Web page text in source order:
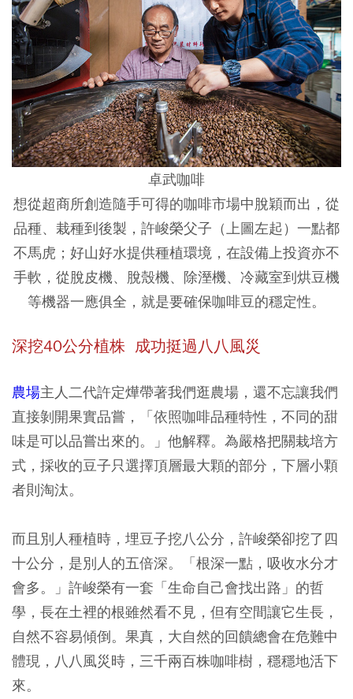
卓武咖啡
想從超商所創造隨手可得的咖啡市場中脫穎而出，從
品種、栽種到後製，許峻榮父子（上圖左起）一點都
不馬虎；好山好水提供種植環境，在設備上投資亦不
手軟，從脫皮機、脫殼機、除溼機、冷藏室到烘豆機
等機器一應俱全，就是要確保咖啡豆的穩定性。
深挖40公分植株 成功挺過八八風災
農場主人二代許定燁帶著我們逛農場，還不忘讓我們
直接剝開果實品嘗，「依照咖啡品種特性，不同的甜
味是可以品嘗出來的。」他解釋。為嚴格把關栽培方
式，採收的豆子只選擇頂層最大顆的部分，下層小顆
者則淘汰。
而且別人種植時，埋豆子挖八公分，許峻榮卻挖了四
十公分，是別人的五倍深。「根深一點，吸收水分才
會多。」許峻榮有一套「生命自己會找出路」的哲
學，長在土裡的根雖然看不見，但有空間讓它生長，
自然不容易傾倒。果真，大自然的回饋總會在危難中
體現，八八風災時，三千兩百株咖啡樹，穩穩地活下
來。